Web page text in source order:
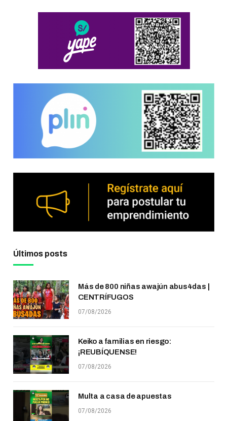
Últimos posts
Más de 800 niñas awajún abus4das |
CENTRÍFUGOS
07/08/2026
Keiko a familias en riesgo:
¡REUBÍQUENSE!
07/08/2026
Multa a casa de apuestas
07/08/2026